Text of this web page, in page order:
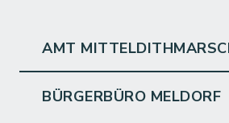
AMT
BÜRGERBÜRO MELDORF